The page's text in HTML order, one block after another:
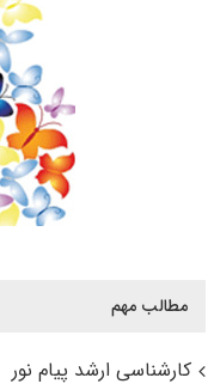
مطالب مهم
کارشناسی ارشد پیام نور